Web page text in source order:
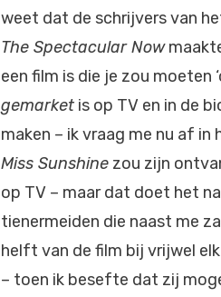
weet dat de schrijvers van
The Spectacular Now
een film is die je zou moeten
gemarket is op TV en in de
maken – ik vraag me nu af
Miss Sunshine zou zijn
op TV – maar dat doet het
tienermeiden die naast me
helft van de film bij vrijwel
– toen ik besefte dat zij